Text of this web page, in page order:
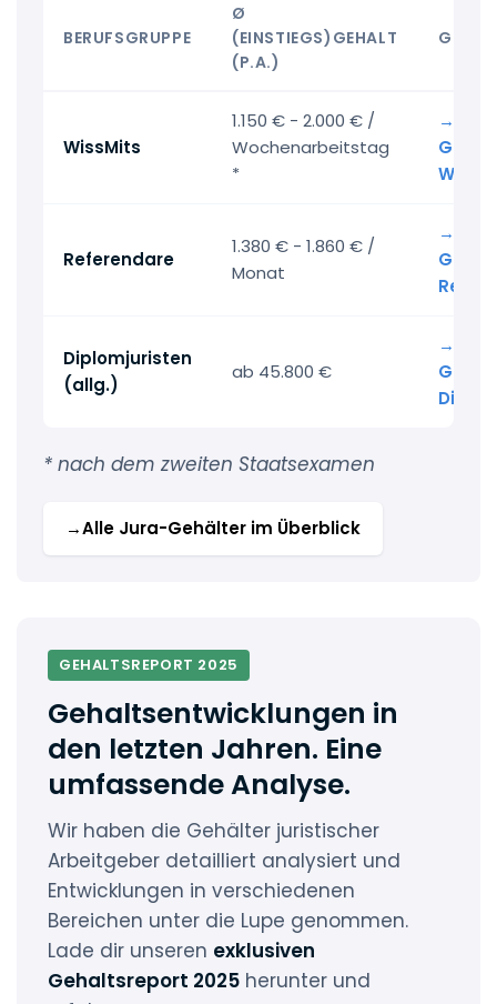
BERUFSGRUPPE
Ø
(EINSTIEGS)GEHALT
(P.A.)
WissMits
1.150 € - 2.000 € /
Wochenarbeitstag
*
→ Alle
Referendare
1.380 € - 1.860 € /
Monat
→
Diplomjuristen
(allg.)
ab 45.800 €
→
* nach dem zweiten Staatsexamen
→Alle Jura-Gehälter im Überblick
GEHALTSREPORT 2025
Gehaltsentwicklungen in
den letzten Jahren. Eine
umfassende Analyse.
Wir haben die Gehälter juristischer
Arbeitgeber detailliert analysiert und
Entwicklungen in verschiedenen
Bereichen unter die Lupe genommen.
Lade dir unseren exklusiven
Gehaltsreport 2025 herunter und